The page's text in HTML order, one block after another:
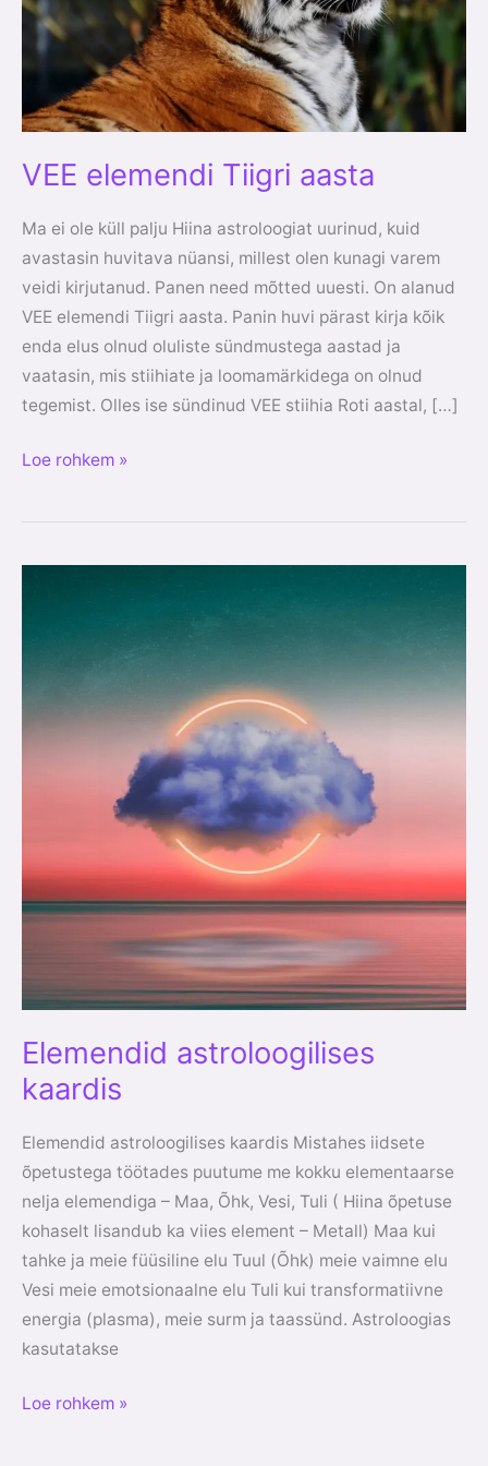
VEE elemendi Tiigri aasta
Ma ei ole küll palju Hiina astroloogiat uurinud, kuid
avastasin huvitava nüansi, millest olen kunagi varem
veidi kirjutanud. Panen need mõtted uuesti. On alanud
VEE elemendi Tiigri aasta. Panin huvi pärast kirja kõik
enda elus olnud oluliste sündmustega aastad ja
vaatasin, mis stiihiate ja loomamärkidega on olnud
tegemist. Olles ise sündinud VEE stiihia Roti aastal, […]
Loe rohkem »
Elemendid astroloogilises
kaardis
Elemendid astroloogilises kaardis Mistahes iidsete
õpetustega töötades puutume me kokku elementaarse
nelja elemendiga – Maa, Õhk, Vesi, Tuli ( Hiina õpetuse
kohaselt lisandub ka viies element – Metall) Maa kui
tahke ja meie füüsiline elu Tuul (Õhk) meie vaimne elu
Vesi meie emotsionaalne elu Tuli kui transformatiivne
energia (plasma), meie surm ja taassünd. Astroloogias
kasutatakse
Loe rohkem »